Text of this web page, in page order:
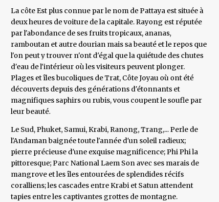
La côte Est plus connue par le nom de Pattaya est située à
deux heures de voiture de la capitale. Rayong est réputée
par l'abondance de ses fruits tropicaux, ananas,
ramboutan et autre dourian mais sa beauté et le repos que
l'on peut y trouver n'ont d'égal que la quiétude des chutes
d'eau de l'intérieur où les visiteurs peuvent plonger.
Plages et îles bucoliques de Trat, Côte Joyau où ont été
découverts depuis des générations d'étonnants et
magnifiques saphirs ou rubis, vous coupent le soufle par
leur beauté.
Le Sud, Phuket, Samui, Krabi, Ranong, Trang,... Perle de
l'Andaman baignée toute l'année d'un soleil radieux;
pierre précieuse d'une exquise magnificence; Phi Phi la
pittoresque; Parc National Laem Son avec ses marais de
mangrove et les îles entourées de splendides récifs
coralliens; les cascades entre Krabi et Satun attendent
tapies entre les captivantes grottes de montagne.